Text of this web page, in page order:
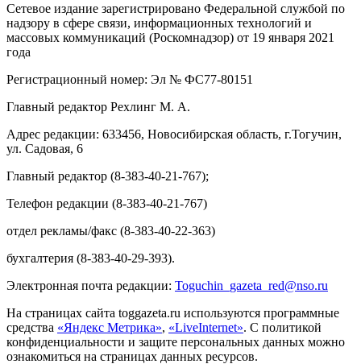
Сетевое издание зарегистрировано Федеральной службой по
надзору в сфере связи, информационных технологий и
массовых коммуникаций (Роскомнадзор) от 19 января 2021
года
Регистрационный номер: Эл № ФС77-80151
Главный редактор Рехлинг М. А.
Адрес редакции: 633456, Новосибирская область, г.Тогучин,
ул. Садовая, 6
Главный редактор (8-383-40-21-767);
Телефон редакции (8-383-40-21-767)
отдел рекламы/факс (8-383-40-22-363)
бухгалтерия (8-383-40-29-393).
Электронная почта редакции: Toguchin gazeta red@nso.ru
На страницах сайта toggazeta.ru используются программные
средства «Яндекс Метрика», «LiveInternet». С политикой
конфиденциальности и защите персональных данных можно
ознакомиться на страницах данных ресурсов.